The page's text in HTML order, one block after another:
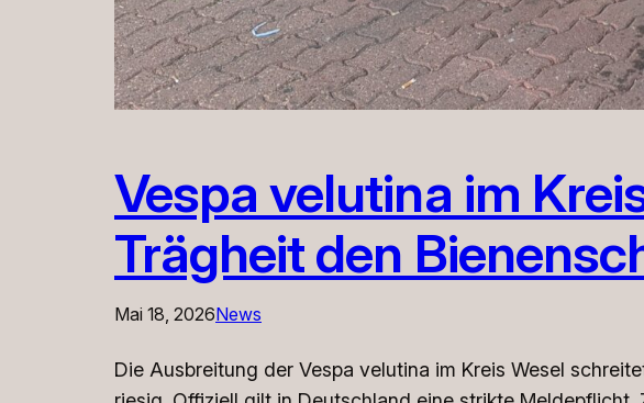
Vespa velutina im
Trägheit den
Mai 18, 2026News
Die Ausbreitung der Vespa velutina im Kreis Wesel